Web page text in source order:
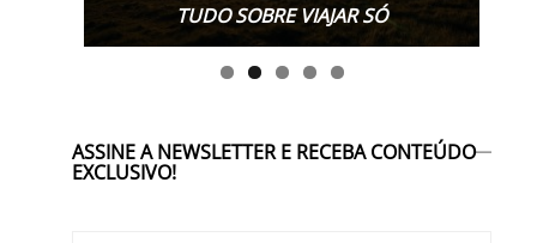
TUDO SOBRE WORK EXCHANGE
ASSINE A NEWSLETTER E RECEBA CONTEÚDO
EXCLUSIVO!